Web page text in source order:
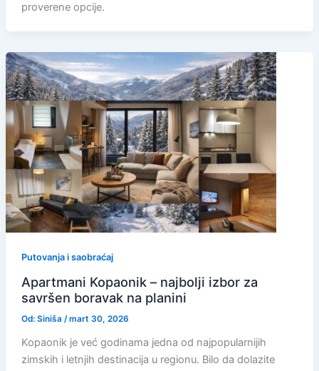
proverene opcije.
Putovanja i saobraćaj
Apartmani Kopaonik – najbolji izbor za
savršen boravak na planini
Od: Siniša /mart 30, 2026
Kopaonik je već godinama jedna od najpopularnijih
zimskih i letnjih destinacija u regionu. Bilo da dolazite